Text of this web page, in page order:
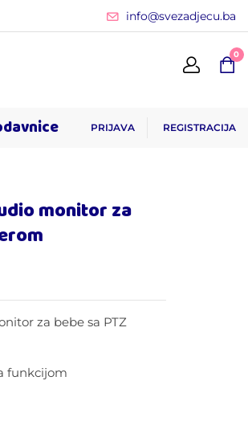
info@svezadjecu.ba
0
PRIJAVA REGISTRACIJA
monitor za
za bebe sa PTZ
funkcijom